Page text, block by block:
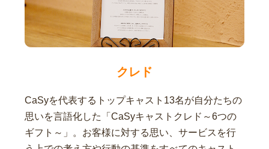
クレド
CaSyを代表するトップキャスト13名が自分たちの
思いを言語化した「CaSyキャストクレド～6つの
ギフト～」。お客様に対する思い、サービスを行